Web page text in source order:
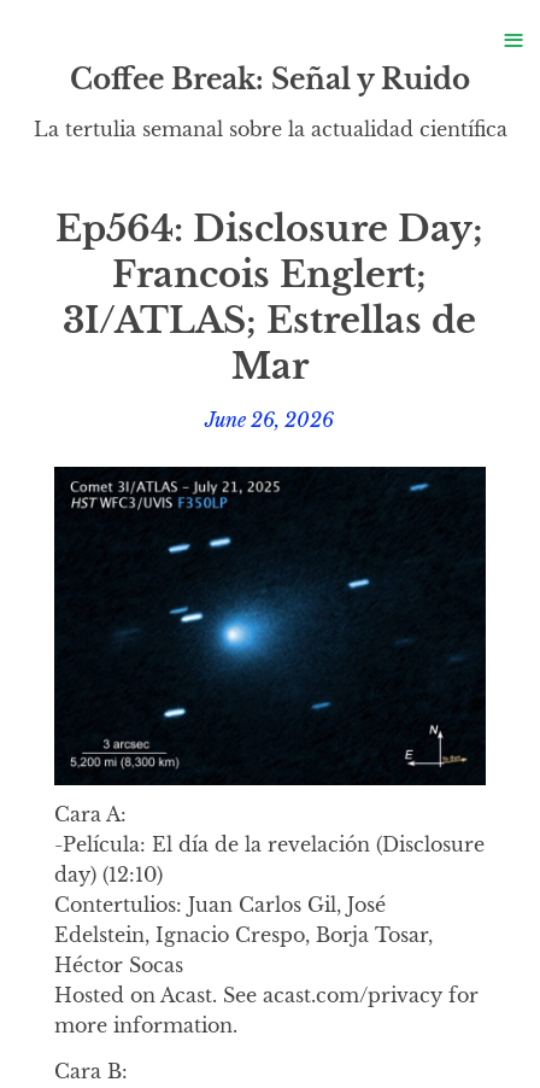
Coffee Break: Señal y Ruido
La tertulia semanal sobre la actualidad científica
Ep564: Disclosure Day;
Francois Englert;
3I/ATLAS; Estrellas de
Mar
June 26, 2026
Cara A:
-Película: El día de la revelación (Disclosure
day) (12:10)
Contertulios: Juan Carlos Gil, José
Edelstein, Ignacio Crespo, Borja Tosar,
Héctor Socas
Hosted on Acast. See acast.com/privacy for
more information.
Cara B:
≡